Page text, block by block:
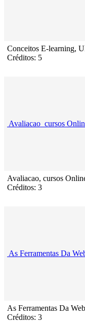
Conceitos E-learning,
Créditos: 5
Avaliacao_cursos
Avaliacao, cursos
Créditos: 3
As Ferramentas Da
As Ferramentas Da
Créditos: 3